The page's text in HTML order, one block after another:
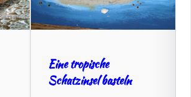
Eine tropische
Schatzinsel basteln